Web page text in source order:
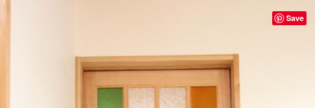
Save